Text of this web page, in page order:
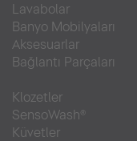
Lavabolar
Banyo Mobilyaları
Aksesuarlar
Bağlantı Parçaları
Klozetler
SensoWash®
Küvetler